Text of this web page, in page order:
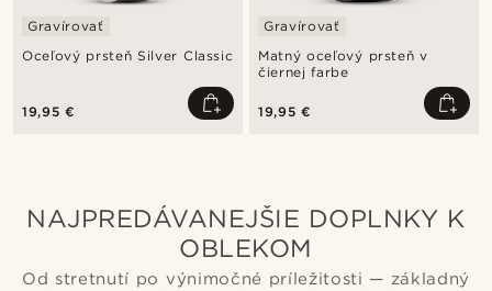
Oceľový prsteň Silver Classic
Gravírovať
19,95 €
Matný oceľový prsteň v
čiernej farbe
Gravírovať
19,95 €
NAJPREDÁVANEJŠIE DOPLNKY K
OBLEKOM
Od stretnutí po výnimočné príležitosti — základný